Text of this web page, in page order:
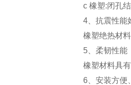
c 橡塑:闭孔
4、抗震性能
橡塑绝热材
5、柔韧性能
橡塑材料具
6、安装方便